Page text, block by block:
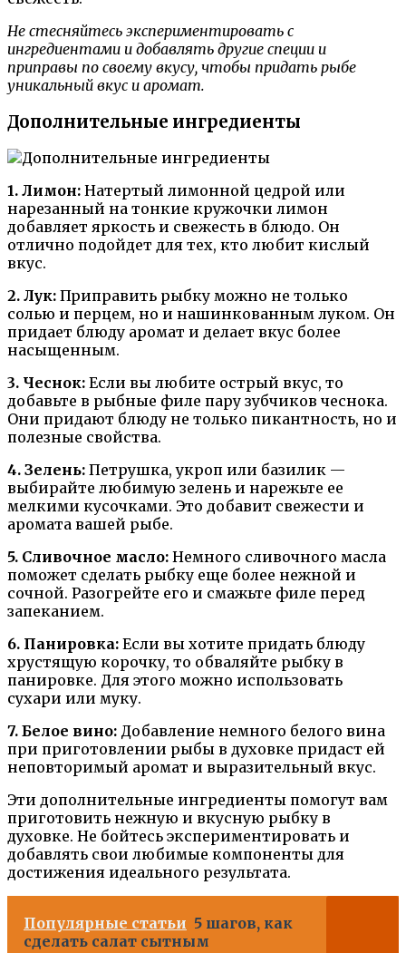
Не стесняйтесь экспериментировать с
ингредиентами и добавлять другие специи и
приправы по своему вкусу, чтобы придать рыбе
уникальный вкус и аромат.
Дополнительные ингредиенты
1. Лимон: Натертый лимонной цедрой или
нарезанный на тонкие кружочки лимон
добавляет яркость и свежесть в блюдо. Он
отлично подойдет для тех, кто любит кислый
вкус.
2. Лук: Приправить рыбку можно не только
солью и перцем, но и нашинкованным луком. Он
придает блюду аромат и делает вкус более
насыщенным.
3. Чеснок: Если вы любите острый вкус, то
добавьте в рыбные филе пару зубчиков чеснока.
Они придают блюду не только пикантность, но и
полезные свойства.
4. Зелень: Петрушка, укроп или базилик —
выбирайте любимую зелень и нарежьте ее
мелкими кусочками. Это добавит свежести и
аромата вашей рыбе.
5. Сливочное масло: Немного сливочного масла
поможет сделать рыбку еще более нежной и
сочной. Разогрейте его и смажьте филе перед
запеканием.
6. Панировка: Если вы хотите придать блюду
хрустящую корочку, то обваляйте рыбку в
панировке. Для этого можно использовать
сухари или муку.
7. Белое вино: Добавление немного белого вина
при приготовлении рыбы в духовке придаст ей
неповторимый аромат и выразительный вкус.
Эти дополнительные ингредиенты помогут вам
приготовить нежную и вкусную рыбку в
духовке. Не бойтесь экспериментировать и
добавлять свои любимые компоненты для
достижения идеального результата.
Популярные статьи 5 шагов, как
сделать салат сытным